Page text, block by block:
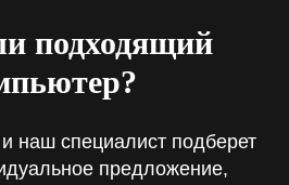
подходящий
наш специалист подберет
предложение,